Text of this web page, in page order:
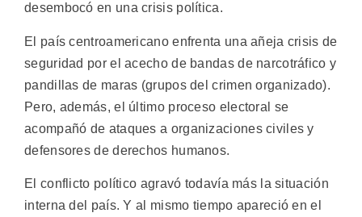
desembocó en una crisis política.
El país centroamericano enfrenta una añeja crisis de
seguridad por el acecho de bandas de narcotráfico y
pandillas de maras (grupos del crimen organizado).
Pero, además, el último proceso electoral se
acompañó de ataques a organizaciones civiles y
defensores de derechos humanos.
El conflicto político agravó todavía más la situación
interna del país. Y al mismo tiempo apareció en el